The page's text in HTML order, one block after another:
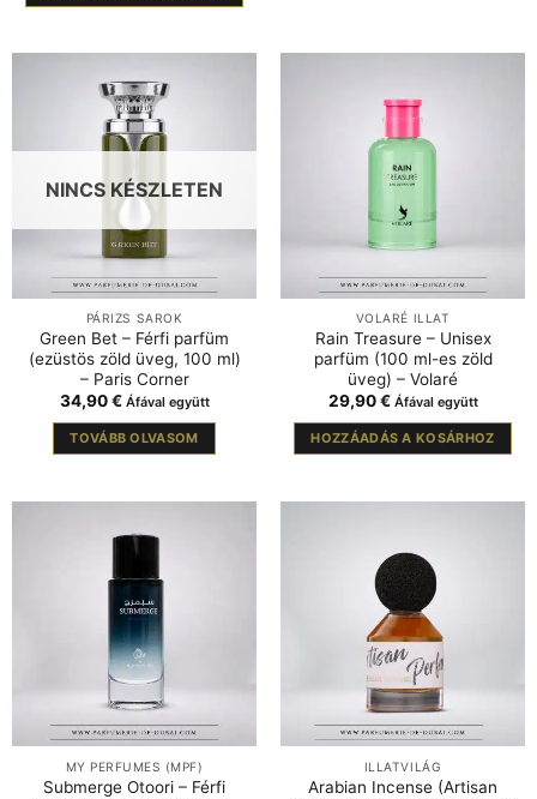
NINCS KÉSZLETEN
PÁRIZS SAROK
Green Bet – Férfi parfüm
(ezüstös zöld üveg, 100 ml)
– Paris Corner
34,90€ Áfával együtt
TOVÁBB OLVASOM
VOLARÉ ILLAT
Rain Treasure – Unisex
parfüm (100 ml-es zöld
üveg) – Volaré
29,90€ Áfával együtt
HOZZÁADÁS A KOSÁRHOZ
MY PERFUMES (MPF)
Submerge Otoori – Férfi
ILLATVILÁG
Arabian Incense (Artisan